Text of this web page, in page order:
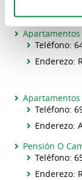
Enderezo:
Teléfono:
Enderezo:
Teléfono:
Enderezo:
Pensión O
Teléfono:
Enderezo: